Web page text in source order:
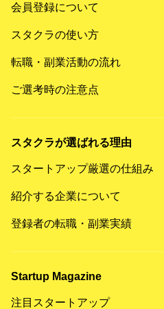
会員登録について
スタクラの使い方
転職・副業活動の流れ
ご選考時の注意点
スタクラが選ばれる理由
スタートアップ厳選の仕組み
紹介する企業について
登録者の転職・副業実績
Startup Magazine
注目スタートアップ